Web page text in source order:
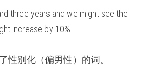
three years and we might see the
increase by 10%.
性别化（偏男性）的词。